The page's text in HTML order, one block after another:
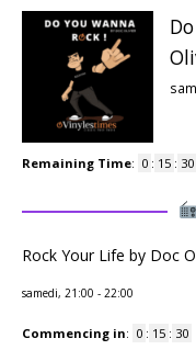
Remaining Time: 0 : 15 : 29
Rock Your Life by Doc
samedi, 21:00 - 22:00
Commencing in: 0 : 15 : 29